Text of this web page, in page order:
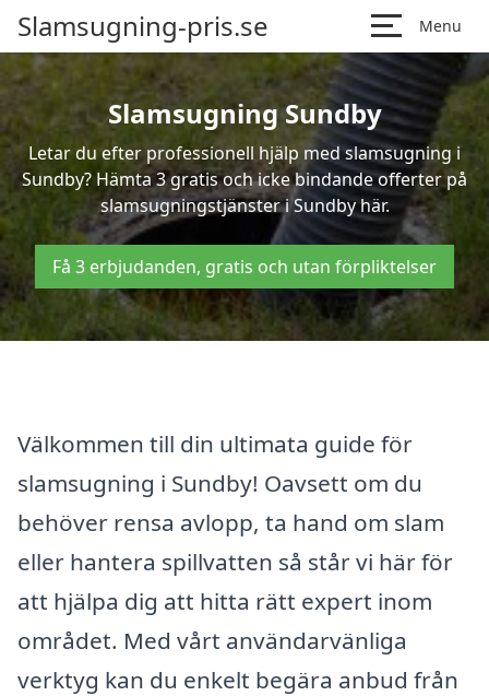
Slamsugning-pris.se Menu
Slamsugning Sundby
Letar du efter professionell hjälp med slamsugning i
Sundby? Hämta 3 gratis och icke bindande offerter på
slamsugningstjänster i Sundby här.
Få 3 erbjudanden, gratis och utan förpliktelser
Välkommen till din ultimata guide för
slamsugning i Sundby! Oavsett om du
behöver rensa avlopp, ta hand om slam
eller hantera spillvatten så står vi här för
att hjälpa dig att hitta rätt expert inom
området. Med vårt användarvänliga
verktyg kan du enkelt begära anbud från